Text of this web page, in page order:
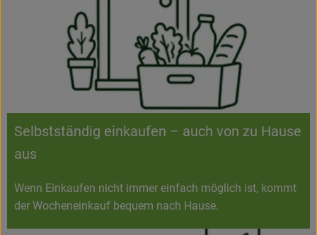
Selbstständig einkaufen – auch von zu Hause
aus
Wenn Einkaufen nicht immer einfach möglich ist, kommt
der Wocheneinkauf bequem nach Hause.